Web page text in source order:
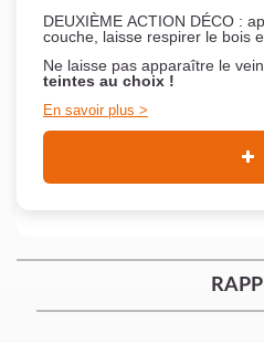
DEUXIÈME ACTION DÉCO :
couche, laisse respirer le bois
Ne laisse pas apparaître le
teintes au choix !
En savoir plus